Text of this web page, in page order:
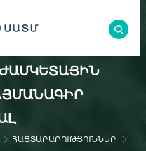
ԺԱՄԿԵՏԱՅԻՆ
ՀԱՅՏԱՐԱՐՈՒԹՅՈՒՆՆԵՐ